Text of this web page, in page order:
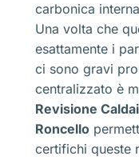
carbonica
Una volta che
esattamente i
ci sono gravi
centralizzato è
Revisione
Roncello
certifichi queste